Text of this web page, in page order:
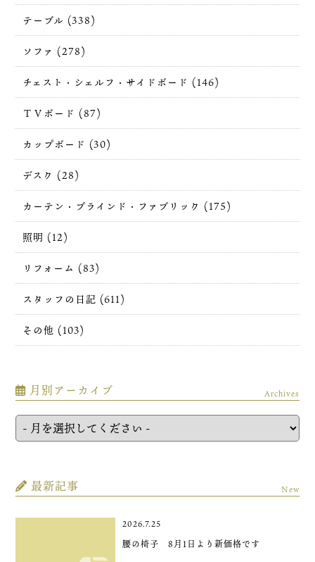
テーブル (338)
ソファ (278)
チェスト・シェルフ・サイドボード (146)
ＴＶボード (87)
カップボード (30)
デスク (28)
カーテン・ブラインド・ファブリック (175)
照明 (12)
リフォーム (83)
スタッフの日記 (611)
その他 (103)
月別アーカイブ Archives
最新記事 New
2026.7.25
腰の椅子 8月1日より新価格です